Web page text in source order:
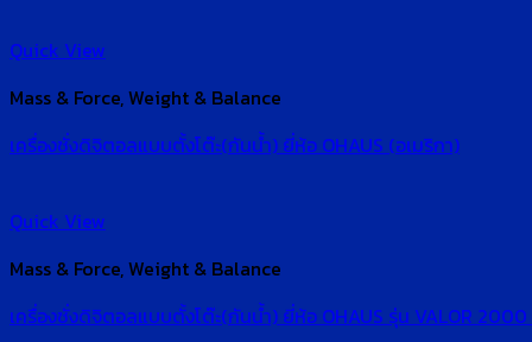
Quick View
Mass & Force, Weight & Balance
เครื่องชั่งดิจิตอลแบบตั้งโต๊ะ(กันน้ำ) ยี่ห้อ OHAUS (อเมริกา)
Quick View
Mass & Force, Weight & Balance
เครื่องชั่งดิจิตอลแบบตั้งโต๊ะ(กันน้ำ) ยี่ห้อ OHAUS รุ่น VALOR 2000